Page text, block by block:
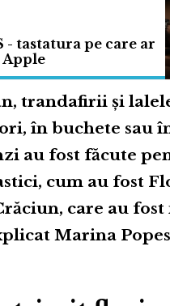
- tastatura pe care ar
Apple
trandafirii și
în buchete sau
au fost făcute
cum au fost
care au
Marina